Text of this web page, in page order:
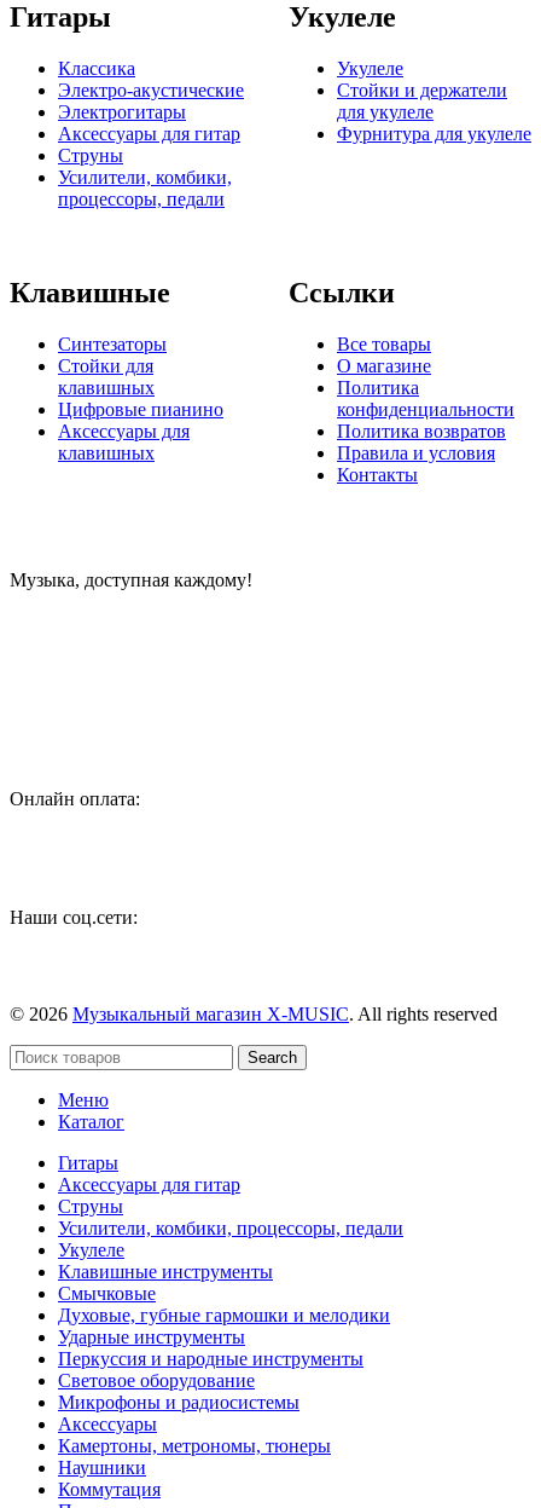
Гитары
Классика
Электро-акустические
Электрогитары
Аксессуары для гитар
Струны
Усилители, комбики,
процессоры, педали
Укулеле
Укулеле
Стойки и держатели
для укулеле
Фурнитура для укулеле
Клавишные
Синтезаторы
Стойки для
клавишных
Цифровые пианино
Аксессуары для
клавишных
Ссылки
Все товары
О магазине
Политика
конфиденциальности
Политика возвратов
Правила и условия
Контакты
Музыка, доступная каждому!
Онлайн оплата:
Наши соц.сети:
© 2026 Музыкальный магазин X-MUSIC. All rights reserved
Search
Меню
Каталог
Гитары
Аксессуары для гитар
Струны
Усилители, комбики, процессоры, педали
Укулеле
Клавишные инструменты
Смычковые
Духовые, губные гармошки и мелодики
Ударные инструменты
Перкуссия и народные инструменты
Световое оборудование
Микрофоны и радиосистемы
Аксессуары
Камертоны, метрономы, тюнеры
Наушники
Коммутация